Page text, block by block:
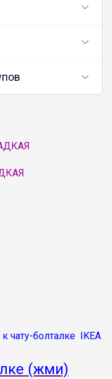
чату-болталке IKEA
(жми)